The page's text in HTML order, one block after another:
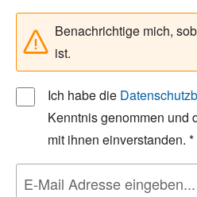
Benachrichtige mich,
ist.
Ich habe die
Kenntnis genommen und
mit ihnen einverstanden. *